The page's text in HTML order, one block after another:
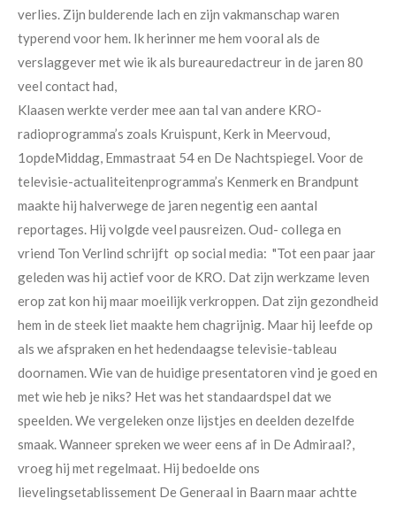
verlies. Zijn bulderende lach en zijn vakmanschap waren
typerend voor hem. Ik herinner me hem vooral als de
verslaggever met wie ik als bureauredactreur in de jaren 80
veel contact had,
Klaasen werkte verder mee aan tal van andere KRO-
radioprogramma’s zoals Kruispunt, Kerk in Meervoud,
1opdeMiddag, Emmastraat 54 en De Nachtspiegel. Voor de
televisie-actualiteitenprogramma’s Kenmerk en Brandpunt
maakte hij halverwege de jaren negentig een aantal
reportages. Hij volgde veel pausreizen. Oud- collega en
vriend Ton Verlind schrijft op social media: "Tot een paar jaar
geleden was hij actief voor de KRO. Dat zijn werkzame leven
erop zat kon hij maar moeilijk verkroppen. Dat zijn gezondheid
hem in de steek liet maakte hem chagrijnig. Maar hij leefde op
als we afspraken en het hedendaagse televisie-tableau
doornamen. Wie van de huidige presentatoren vind je goed en
met wie heb je niks? Het was het standaardspel dat we
speelden. We vergeleken onze lijstjes en deelden dezelfde
smaak. Wanneer spreken we weer eens af in De Admiraal?,
vroeg hij met regelmaat. Hij bedoelde ons
lievelingsetablissement De Generaal in Baarn maar achtte